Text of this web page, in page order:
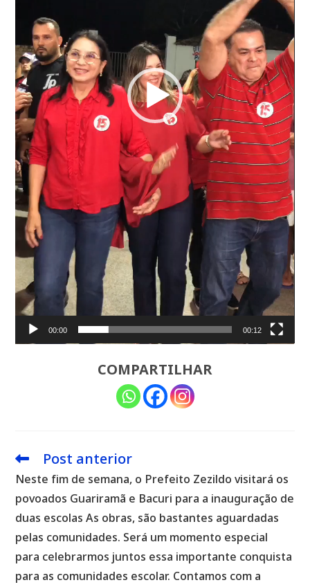
00:00 00:12
COMPARTILHAR
Leia
artigos
Post anterior
Neste fim de semana, o Prefeito Zezildo visitará os
povoados Guariramã e Bacuri para a inauguração de
duas escolas As obras, são bastantes aguardadas
pelas comunidades. Será um momento especial
para celebrarmos juntos essa importante conquista
para as comunidades escolar. Contamos com a